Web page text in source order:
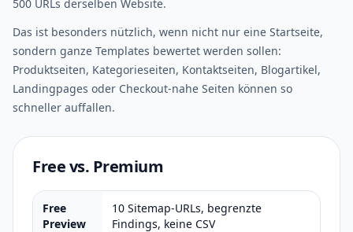
500 URLs derselben Website.
Das ist besonders nützlich, wenn nicht nur eine Startseite,
sondern ganze Templates bewertet werden sollen:
Produktseiten, Kategorieseiten, Kontaktseiten, Blogartikel,
Landingpages oder Checkout-nahe Seiten können so
schneller auffallen.
Free vs. Premium
Free
Preview
10 Sitemap-URLs, begrenzte
Findings, keine CSV